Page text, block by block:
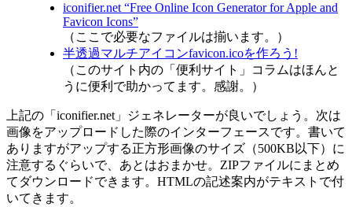
iconifier.net “Free Online Icon Generator for Apple and
Favicon Icons”
（ここで必要なファイルは揃います。）
半透過マルチアイコンfavicon.icoを作ろう!
（このサイト内の「便利サイト」コラムはほんと
うに便利で助かってます。感謝。）
上記の「iconifier.net」ジェネレーターが良いでしょう。次は
画像をアップロードした際のインターフェースです。書いて
ありますがアップする正方形画像のサイズ（500KB以下）に
注意するぐらいで、あとはおまかせ。ZIPファイルにまとめ
てダウンロードできます。HTMLの記述案内がテキストで付
いてきます。